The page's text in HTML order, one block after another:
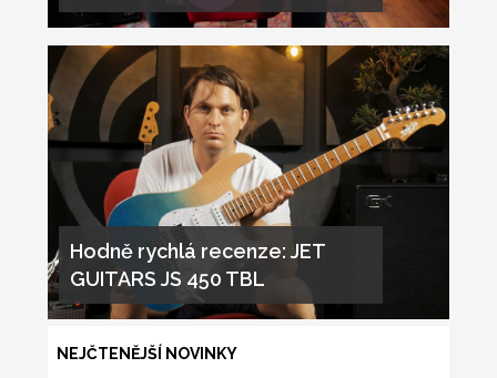
Hodně rychlá recenze: JET
GUITARS JS 450 TBL
NEJČTENĚJŠÍ NOVINKY